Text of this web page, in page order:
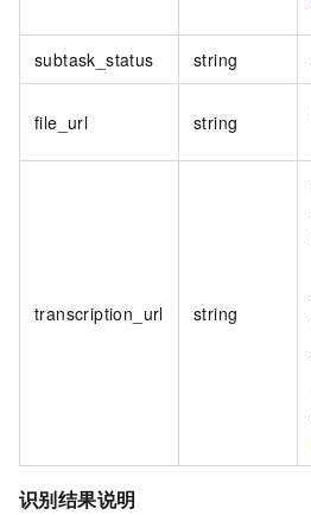
subtask_status string
file_url string
transcription_url string
识别结果说明